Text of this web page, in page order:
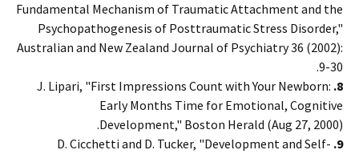
Fundamental Mechanism of Traumatic Attachment and the
Psychopathogenesis of Posttraumatic Stress Disorder,"
Australian and New Zealand Journal of Psychiatry 36 (2002):
9-30.
8.
J. Lipari, "First Impressions Count with Your Newborn:
Early Months Time for Emotional, Cognitive
Development," Boston Herald (Aug 27, 2000).
9.
D. Cicchetti and D. Tucker, "Development and Self-